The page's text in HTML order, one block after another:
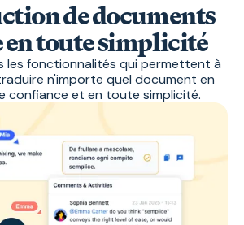
de documents
en toute simplicité
les fonctionnalités qui permettent à
n'importe quel document en
confiance et en toute simplicité.